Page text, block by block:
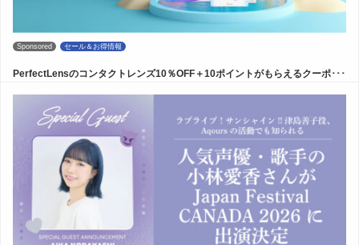
Sponsored セール＆お得情報
PerfectLensのコンタクトレンズ10％OFF＋10ポイントがもらえるクーポ･･･